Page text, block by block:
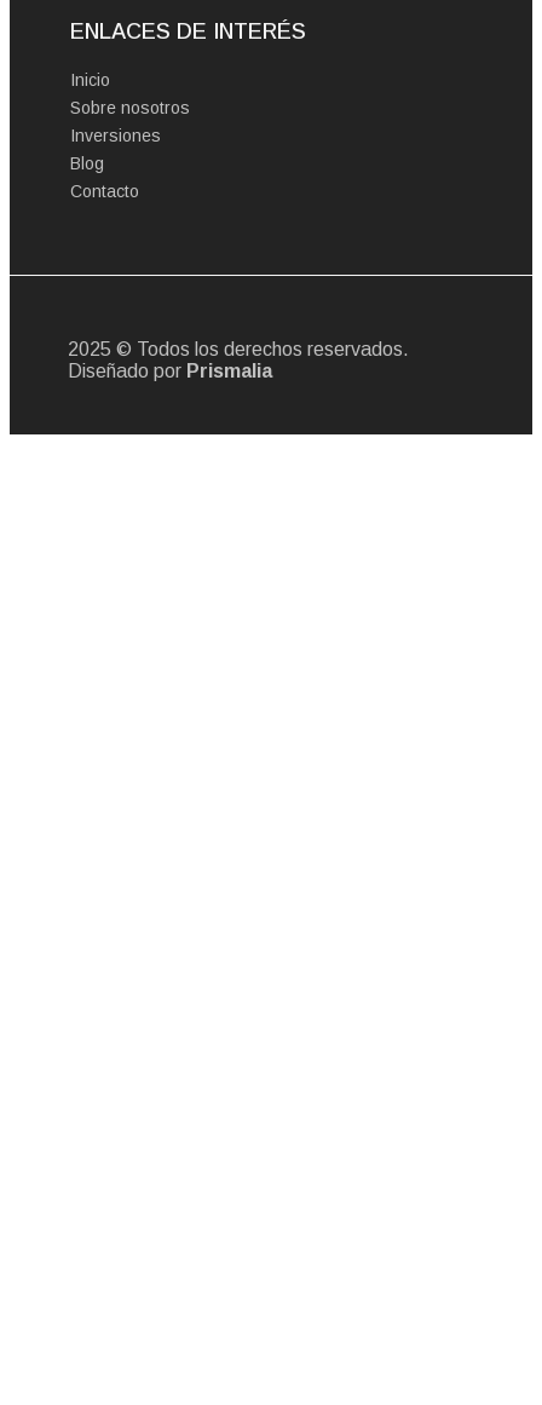
ENLACES DE INTERÉS
Inicio
Sobre nosotros
Inversiones
Blog
Contacto
2025 © Todos los derechos reservados.
Diseñado por Prismalia